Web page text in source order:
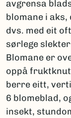
avgrensa
blomane i
dvs. med eit
sørlege
Blomane er
oppå
berre eitt,
6 blomeblad,
insekt,